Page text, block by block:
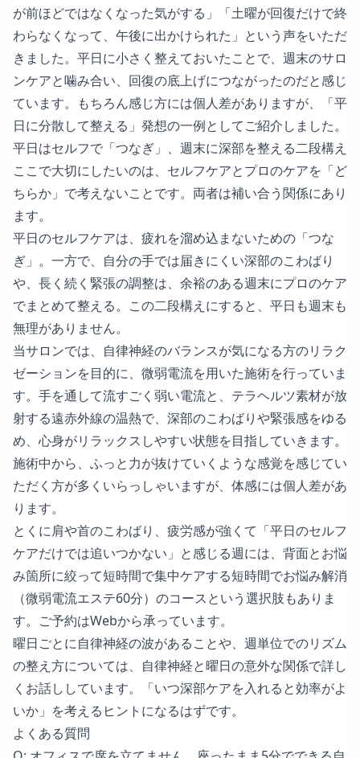
が前ほどではなくなった気がする」「土曜が回復だけで終
わらなくなって、午後に出かけられた」という声をいただ
きました。平日に小さく整えておいたことで、週末のサロ
ンケアと噛み合い、回復の底上げにつながったのだと感じ
ています。もちろん感じ方には個人差がありますが、「平
日に分散して整える」発想の一例としてご紹介しました。
平日はセルフで「つなぎ」、週末に深部を整える二段構え
ここで大切にしたいのは、セルフケアとプロのケアを「ど
ちらか」で考えないことです。両者は補い合う関係にあり
ます。
平日のセルフケアは、疲れを溜め込まないための「つな
ぎ」。一方で、自分の手では届きにくい深部のこわばり
や、長く続く緊張の調整は、余裕のある週末にプロのケア
でまとめて整える。この二段構えにすると、平日も週末も
無理がありません。
当サロンでは、自律神経のバランスが気になる方のリラク
ゼーションを目的に、微弱電流を用いた施術を行っていま
す。手を通して流すごく弱い電流と、テラヘルツ素材が放
射する遠赤外線の温熱で、深部のこわばりや緊張感をゆる
め、心身がリラックスしやすい状態を目指していきます。
施術中から、ふっと力が抜けていくような感覚を感じてい
ただく方が多くいらっしゃいますが、体感には個人差があ
ります。
とくに肩や首のこわばり、疲労感が強くて「平日のセルフ
ケアだけでは追いつかない」と感じる週には、背面とお悩
み箇所に絞って短時間で集中ケアする短時間でお悩み解消
（微弱電流エステ60分）のコースという選択肢もありま
す。ご予約はWebから承っています。
曜日ごとに自律神経の波があることや、週単位でのリズム
の整え方については、 自律神経と曜日の意外な関係で詳し
くお話ししています。「いつ深部ケアを入れると効率がよ
いか」を考えるヒントになるはずです。
よくある質問